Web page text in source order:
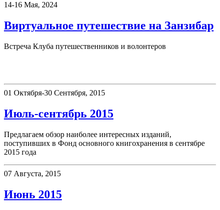
14-16 Мая, 2024
Виртуальное путешествие на Занзибар
Встреча Клуба путешественников и волонтеров
01 Октября-30 Сентября, 2015
Июль-сентябрь 2015
Предлагаем обзор наиболее интересных изданий,
поступивших в Фонд основного книгохранения в сентябре
2015 года
07 Августа, 2015
Июнь 2015